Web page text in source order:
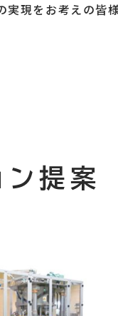
現をお考えの皆
ン提案